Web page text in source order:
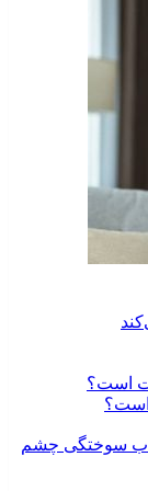
است؟
سوختگی چشم